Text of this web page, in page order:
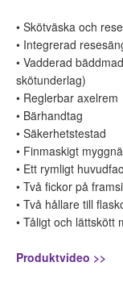
• Skötväska och
• Integrerad
• Vadderad
skötunderlag)
• Reglerbar axelrem
• Bärhandtag
• Säkerhetstestad
• Finmaskigt
• Ett rymligt
• Två fickor på
• Två hållare till
• Tåligt och lättskött
Produktvideo >>